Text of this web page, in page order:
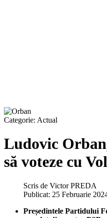
Categorie: Actual
Ludovic
să voteze cu
Scris de Victor PREDA
Publicat: 25 Februarie
Președintele Partidului